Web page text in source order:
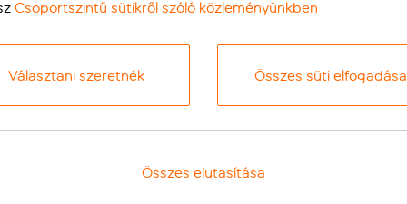
Csoportszintű sütikről szóló közleményünkben
Választani szeretnék Összes süti elfogadása
Összes elutasítása